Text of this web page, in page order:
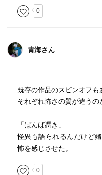
´ ▽ ` )ﾉ。
ブクログレビュー３３本
しいな……ハードカバーの
2016/10/31
0
青海さん
既存の作品のスピンオフも
それぞれ怖さの質が違うの
「ばんば憑き」
怪異も語られるんだけど
怖を感じさせた。
0